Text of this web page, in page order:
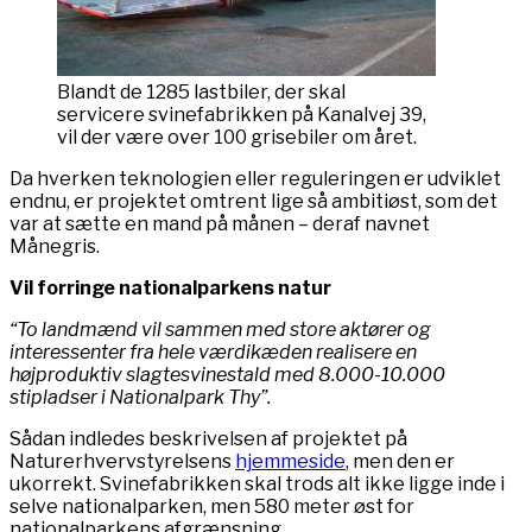
Blandt de 1285 lastbiler, der skal
servicere svinefabrikken på Kanalvej 39,
vil der være over 100 grisebiler om året.
Da hverken teknologien eller reguleringen er udviklet
endnu, er projektet omtrent lige så ambitiøst, som det
var at sætte en mand på månen – deraf navnet
Månegris.
Vil forringe nationalparkens natur
“To landmænd vil sammen med store aktører og
interessenter fra hele værdikæden realisere en
højproduktiv slagtesvinestald med 8.000-10.000
stipladser i Nationalpark Thy”.
Sådan indledes beskrivelsen af projektet på
Naturerhvervstyrelsens hjemmeside, men den er
ukorrekt. Svinefabrikken skal trods alt ikke ligge inde i
selve nationalparken, men 580 meter øst for